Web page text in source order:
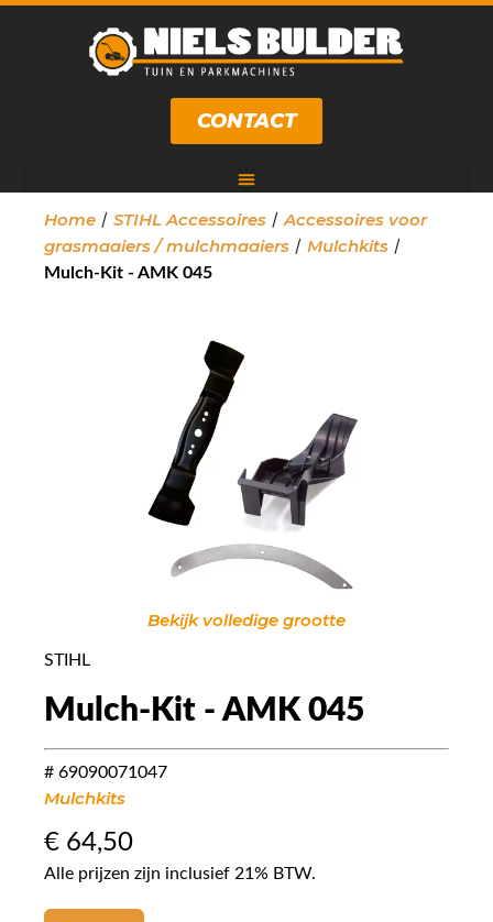
CONTACT
Home / STIHL Accessoires / Accessoires voor
grasmaaiers / mulchmaaiers / Mulchkits /
Mulch-Kit - AMK 045
Bekijk volledige grootte
STIHL
Mulch-Kit - AMK 045
# 69090071047
Mulchkits
€ 64,50
Alle prijzen zijn inclusief 21% BTW.